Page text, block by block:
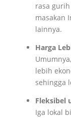
rasa
masakan
lainnya.
Harga
lebih
sehingga
Fleksibel
Iga lokal